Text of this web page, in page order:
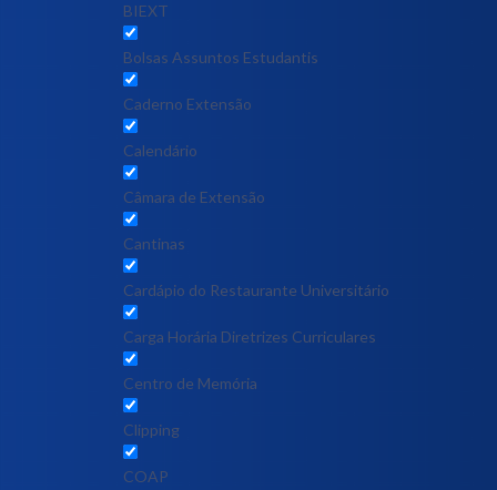
BIEXT
Bolsas Assuntos Estudantis
Caderno Extensão
Calendário
Câmara de Extensão
Cantinas
Cardápio do Restaurante Universitário
Carga Horária Diretrizes Curriculares
Centro de Memória
Clipping
COAP